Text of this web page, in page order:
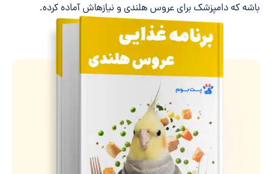
باشه که دامپزشک برای عروس هلندی و نیازهاش آماده کرده.